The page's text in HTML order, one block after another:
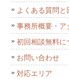
よくある質問と
事務所概要・ア
初回相談無料に
お問い合わせ
対応エリア